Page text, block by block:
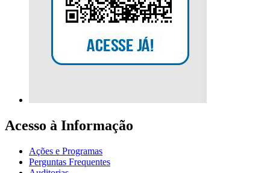
Acesso à Informação
Ações e Programas
Perguntas Frequentes